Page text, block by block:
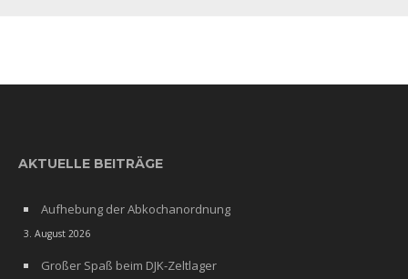
AKTUELLE BEITRÄGE
Aufhebung der Abkochanordnung
3. August 2026
Großer Spaß beim DJK-Zeltlager